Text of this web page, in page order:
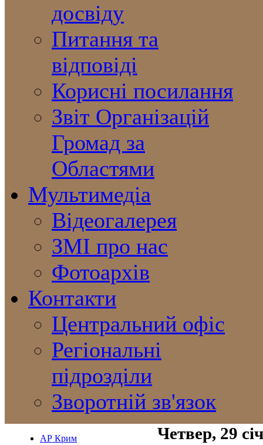
досвіду
Питання та
відповіді
Корисні посилання
Звіт Організацій
Громад за
Областями
Мультимедіа
Відеогалерея
ЗМІ про нас
Фотоархів
Контакти
Центральний офіс
Регіональні
підрозділи
Зворотній зв'язок
АР Крим
Четвер, 29